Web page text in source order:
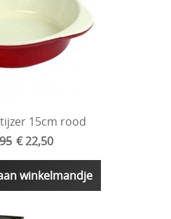
15cm rood
€ 22,50
winkelmandje